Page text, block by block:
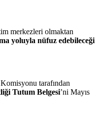
merkezleri olmaktan
yoluyla nüfuz edebileceği
tarafından
Tutum Belgesi’ni Mayıs